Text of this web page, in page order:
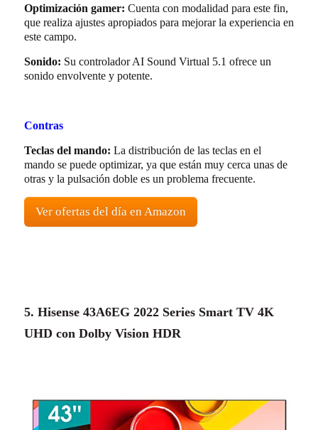
Optimización gamer: Cuenta con modalidad para este fin,
que realiza ajustes apropiados para mejorar la experiencia en
este campo.
Sonido: Su controlador AI Sound Virtual 5.1 ofrece un
sonido envolvente y potente.
Contras
Teclas del mando: La distribución de las teclas en el
mando se puede optimizar, ya que están muy cerca unas de
otras y la pulsación doble es un problema frecuente.
Ver ofertas del día en Amazon
5. Hisense 43A6EG 2022 Series Smart TV 4K
UHD con Dolby Vision HDR